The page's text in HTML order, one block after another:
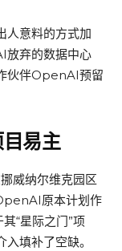
人意料的方式加
放弃的数据中心
伙伴OpenAI预留
易主
威纳尔维克园区
原本计划作
“星际之门”项
填补了空缺。